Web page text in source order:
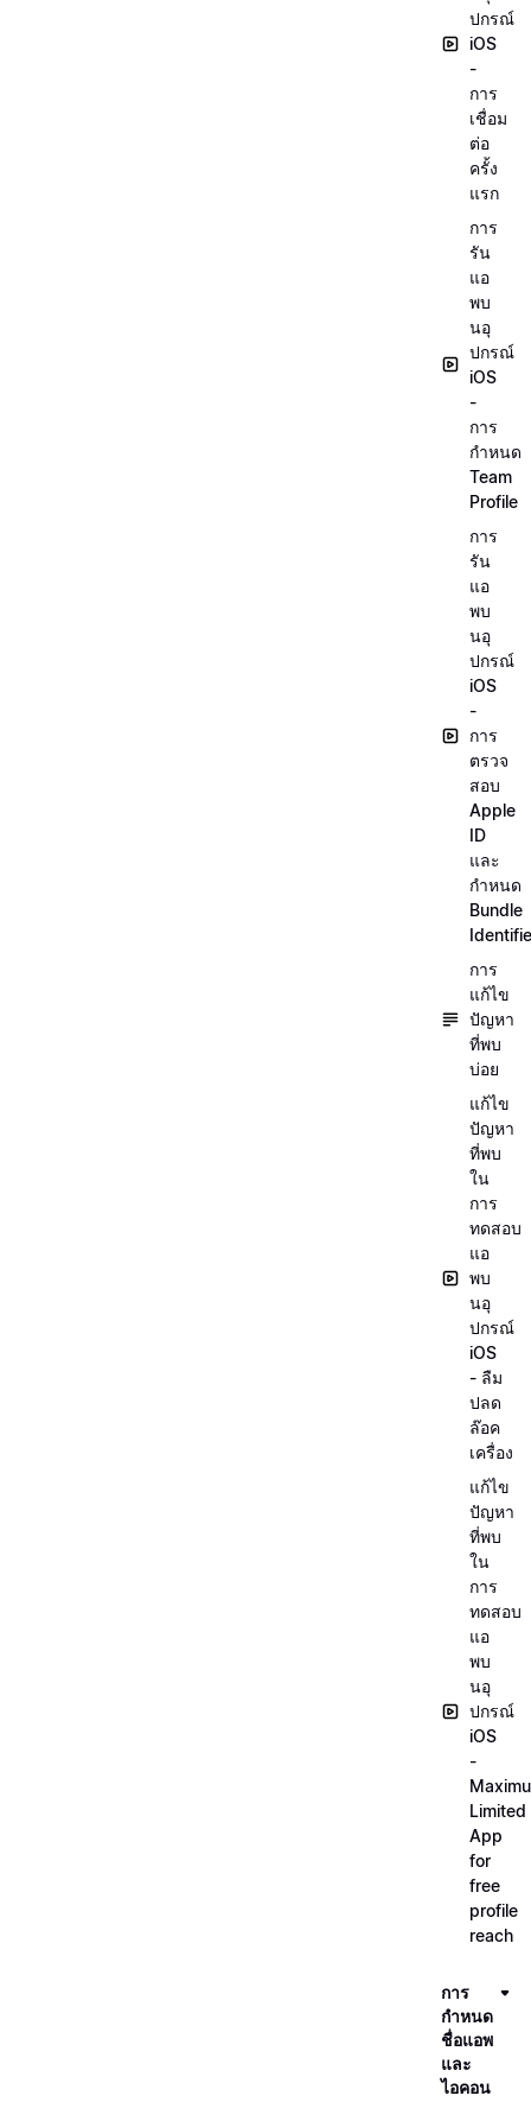
ปกรณ์
iOS
-
การ
เชื่อม
ต่อ
ครั้ง
แรก
การ
รัน
แอ
พบ
นอุ
ปกรณ์
iOS
-
การ
กำหนด
Team
Profile
การ
รัน
แอ
พบ
นอุ
ปกรณ์
iOS
-
การ
ตรวจ
สอบ
Apple
ID
และ
กำหนด
Bundle
การ
แก้ไข
ปัญหา
ที่พบ
บ่อย
แก้ไข
ปัญหา
ที่พบ
ใน
การ
ทดสอบ
แอ
พบ
นอุ
ปกรณ์
iOS
- ลืม
ปลด
ล๊อค
เครื่อง
แก้ไข
ปัญหา
ที่พบ
ใน
การ
ทดสอบ
แอ
พบ
นอุ
ปกรณ์
iOS
-
Limited
App
for
free
profile
reach
การ
กำหนด
ชื่อแอพ
และ
ไอคอน